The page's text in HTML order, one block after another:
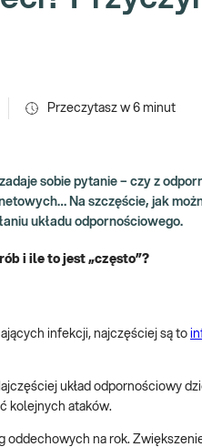
Przeczytasz w 6 minut
sobie pytanie – czy z
Na szczęście, jak
układu odpornościowego.
i ile to jest „często”?
infekcji, najczęściej są to
układ odpornościowy
kolejnych ataków.
na rok.